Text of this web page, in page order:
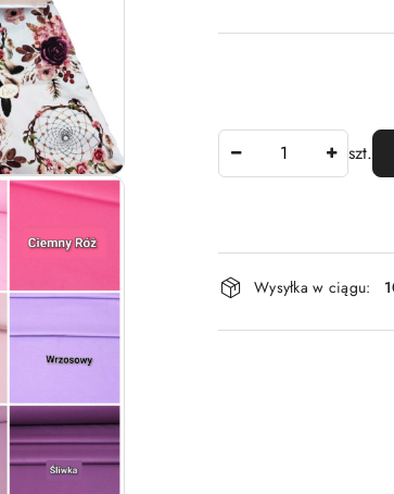
szt.
Dostępność
i
dostawa
Wysyłka w ciągu: